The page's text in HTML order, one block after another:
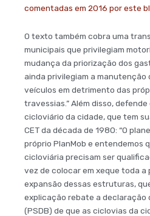
comentadas em 2016 por este
O texto também cobra uma
municipais que privilegiam
mudança da priorização dos
ainda privilegiam a
veículos em detrimento das
travessias.” Além disso,
cicloviário da cidade, que tem
CET da década de 1980: “O
próprio PlanMob e entendemos
cicloviária precisam ser
vez de colocar em xeque toda a
expansão dessas estruturas,
explicação rebate a declaração
(PSDB) de que as ciclovias da